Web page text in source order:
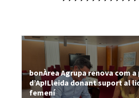
bonÀrea Agrupa renova com
d’Ap!Lleida donant suport al
femení